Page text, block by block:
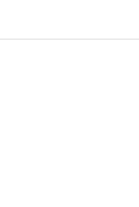
Artist